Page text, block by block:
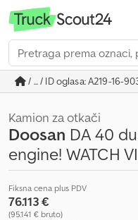
/ ... / ID oglasa: A219-16-
Kamion za otkači
Doosan DA 40
engine! WATCH
Fiksna cena plus PDV
76.113 €
(95.141 € bruto)